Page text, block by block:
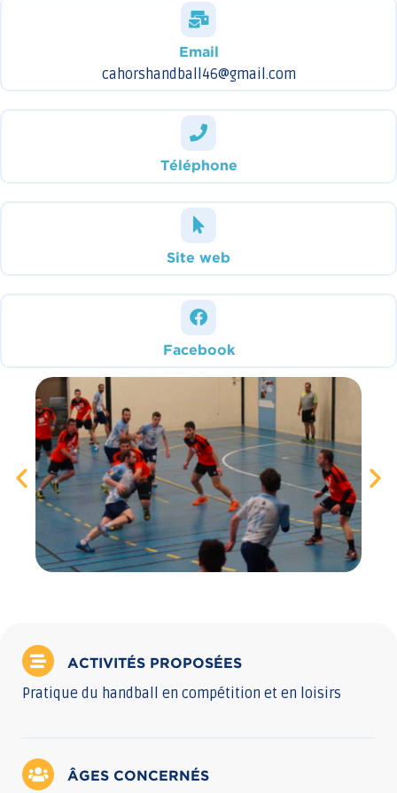
Email
cahorshandball46@gmail.com
Téléphone
Site web
Facebook
ACTIVITÉS PROPOSÉES
Pratique du handball en compétition et en loisirs
ÂGES CONCERNÉS